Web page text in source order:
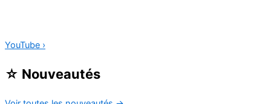
YouTube ›
☆ Nouveautés